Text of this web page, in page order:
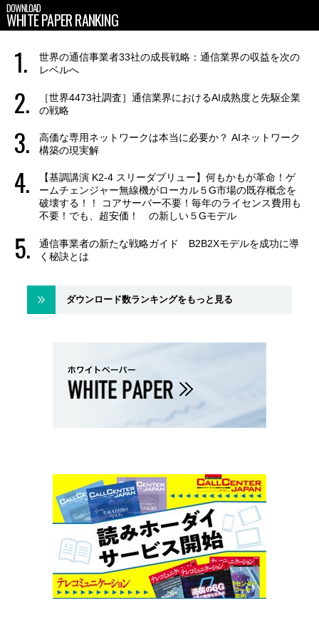
DOWNLOAD
WHITE PAPER RANKING
世界の通信事業者33社の成長戦略：通信業界の収益を次の
レベルへ
［世界4473社調査］通信業界におけるAI成熟度と先駆企業
の戦略
高価な専用ネットワークは本当に必要か？ AIネットワーク
構築の現実解
【基調講演 K2-4 スリーダブリュー】何もかもが革命！ゲ
ームチェンジャー無線機がローカル５G市場の既存概念を
破壊する！！ コアサーバー不要！毎年のライセンス費用も
不要！でも、超安価！ の新しい５Gモデル
通信事業者の新たな戦略ガイド B2B2Xモデルを成功に導
く秘訣とは
ダウンロード数ランキングをもっと見る